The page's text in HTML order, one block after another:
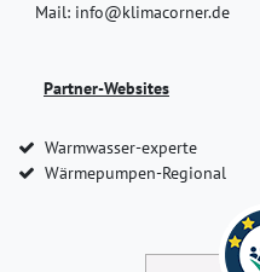
Mail: info@klimacorner.de
Partner-Websites
Warmwasser-experte
Wärmepumpen-Regional